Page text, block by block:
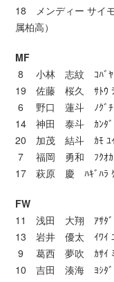
18 メンディー サイ
属柏高）
MF
8 小林 志紋 ｺﾊﾞﾔｼ ｼ
19 佐藤 桜久 ｻﾄｳ ﾗｸ
6 野口 蓮斗 ﾉｸﾞﾁ ﾚ
14 神田 泰斗 ｶﾝﾀﾞ ﾀ
20 加茂 結斗 ｶﾓ ﾕｲﾄ
7 福岡 勇和 ﾌｸｵｶ ﾕ
17 萩原 慶 ﾊｷﾞﾊﾗ ｹｲ
FW
11 浅田 大翔 ｱｻﾀﾞ ﾋ
13 岩井 優太 ｲﾜｲ ﾕｳ
9 葛西 夢吹 ｶｻｲ ﾐﾌ
10 吉田 湊海 ﾖｼﾀﾞ ﾐ